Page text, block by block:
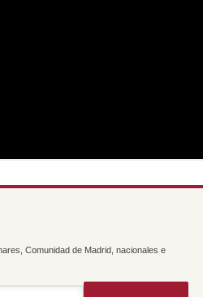
Comunidad de Madrid, nacionales e